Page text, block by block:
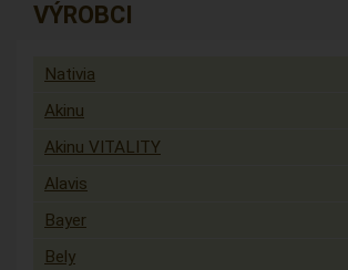
VÝROBCI
Nativia
Akinu
Akinu VITALITY
Alavis
Bayer
Bely